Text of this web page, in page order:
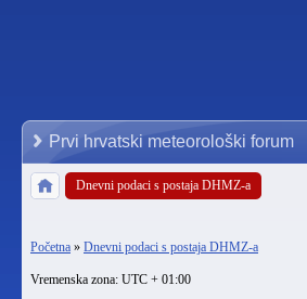
Prvi hrvatski meteorološki forum
Dnevni podaci s postaja DHMZ-a
Početna » Dnevni podaci s postaja DHMZ-a
Vremenska zona: UTC + 01:00